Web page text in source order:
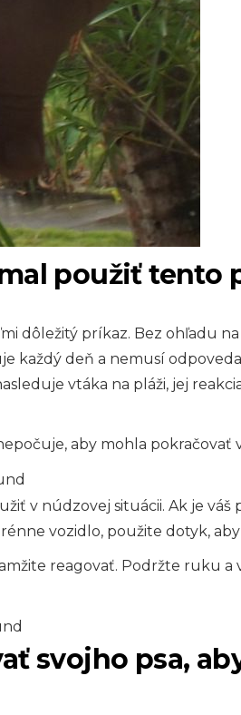
použiť tento
dôležitý príkaz. Bez ohľadu
každý deň a nemusí
vtáka na pláži, jej
aby mohla pokračovať
v núdzovej situácii. Ak je váš
vozidlo, použite dotyk, aby
reagovať. Podržte ruku a
svojho psa,